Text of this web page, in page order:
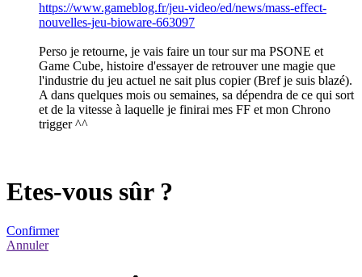
https://www.gameblog.fr/jeu-video/ed/news/mass-effect-
nouvelles-jeu-bioware-663097
Perso je retourne, je vais faire un tour sur ma PSONE et
Game Cube, histoire d'essayer de retrouver une magie que
l'industrie du jeu actuel ne sait plus copier (Bref je suis blazé).
A dans quelques mois ou semaines, sa dépendra de ce qui sort
et de la vitesse à laquelle je finirai mes FF et mon Chrono
trigger ^^
Etes-vous sûr ?
Confirmer
Annuler